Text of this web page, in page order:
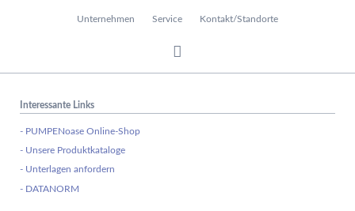
Unternehmen Service Kontakt/Standorte
Interessante Links
- PUMPENoase Online-Shop
- Unsere Produktkataloge
- Unterlagen anfordern
- DATANORM